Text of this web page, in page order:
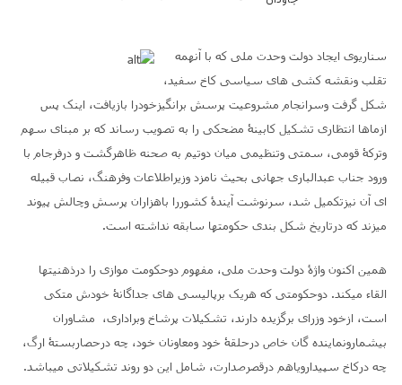
سناریوی ایجاد دولت وحدت ملی که با آنهمه
تقلب ونقشه کشی های سیاسی کاخ سفید،
شکل گرفت وسرانجام مشروعیت پرسش برانگیزخودرا بازیافت، اینک پس
ازماها انتظاری تشکیل کابینۀ مضحکی را به تصویب رساند که بر مبنای سهم
وترکۀ قومی، سمتی وتنظیمی میان دوتیم به صحنه ظاهرگشت و درفرجام با
ورود جناب عبدالباری جهانی بحیث نامزد وزیراطلاعات وفرهنگ، نصاب قبیله
ای آن نیزتکمیل شد، سرنوشت آیندۀ کشوررا باهزاران پرسش وچالش پیوند
میزند که درتاریخ شکل بندی حکومتها سابقه نداشته است.
همین اکنون واژۀ دولت وحدت ملی، مفهوم دوحکومت موازی را درذهنیتها
القاء میکند. دوحکومتی که هریک برپالیسی های جداگانۀ خودش متکی
است، ازخود وزرای برگزیده دارند، تشکیلات پرشاخ وبراداری، مشاوران
بیشمارونماینده گان خاص درحلقۀ خود ومعاونان خود، چه درحصاربستۀ ارگ،
چه درکاخ سپیدارویاهم درقصرصدارت، شامل این دو روند تشکیلاتی میباشد.